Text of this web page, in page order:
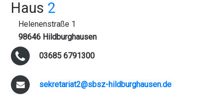
Haus 2
Helenenstraße 1
98646 Hildburghausen
03685 6791300
sekretariat2@sbsz-hildburghausen.de